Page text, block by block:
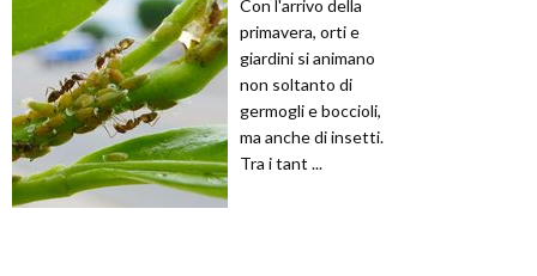
Con l'arrivo della
primavera, orti e
giardini si animano
non soltanto di
germogli e boccioli,
ma anche di insetti.
Tra i tant ...